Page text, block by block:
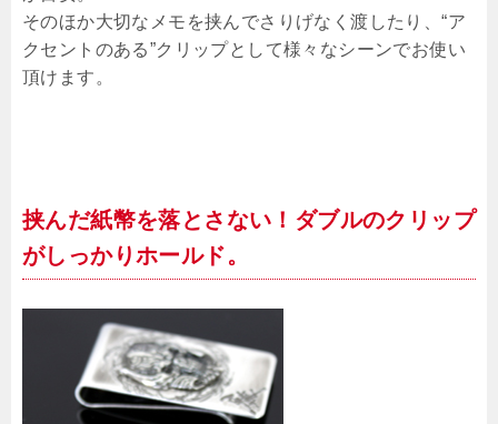
そのほか大切なメモを挟んでさりげなく渡したり、“ア
クセントのある”クリップとして様々なシーンでお使い
頂けます。
挟んだ紙幣を落とさない！ダブルのクリップ
がしっかりホールド。